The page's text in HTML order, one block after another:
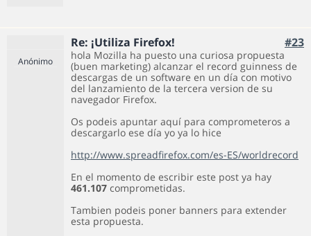
Re: ¡Utiliza Firefox! #23
Anónimo
hola Mozilla ha puesto una curiosa propuesta
(buen marketing) alcanzar el record guinness de
descargas de un software en un día con motivo
del lanzamiento de la tercera version de su
navegador Firefox.
Os podeis apuntar aquí para comprometeros a
descargarlo ese día yo ya lo hice
http://www.spreadfirefox.com/es-ES/worldrecord
En el momento de escribir este post ya hay
461.107 comprometidas.
Tambien podeis poner banners para extender
esta propuesta.